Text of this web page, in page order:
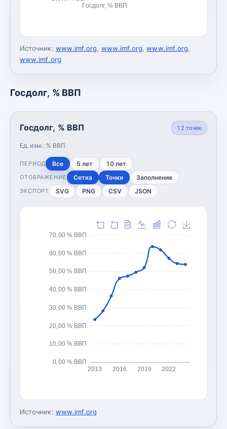
Госдолг, % ВВП
Источник: www.imf.org, www.imf.org,www.imf.org,
www.imf.org
Госдолг, % ВВП
Госдолг, % ВВП
Ед. изм.: % ВВП
12 точек
ПЕРИОД Все 5 лет 10 лет
ОТОБРАЖЕНИЕ Сетка Точки Заполнение
ЭКСПОРТ SVG PNG CSV JSON
0,00 % ВВП
10,00 % ВВП
20,00 % ВВП
30,00 % ВВП
40,00 % ВВП
50,00 % ВВП
60,00 % ВВП
70,00 % ВВП
2013 2016 2019 2022
Источник: www.imf.org